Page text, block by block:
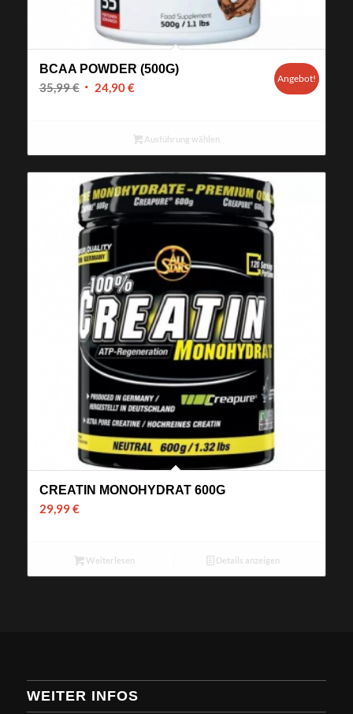
BCAA POWDER (500G)
35,99€ Ursprünglicher
24,90€Aktueller
24,90 €.
Angebot!
Ausführung wählen
CREATIN MONOHYDRAT 600G
29,99€
Weiterlesen Details anzeigen
WEITER INFOS